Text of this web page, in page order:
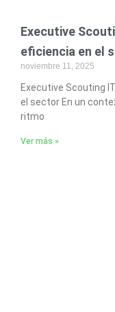
Executive
eficiencia en el
noviembre 11, 2025
Executive Scouting
el sector En un
ritmo
Ver más »